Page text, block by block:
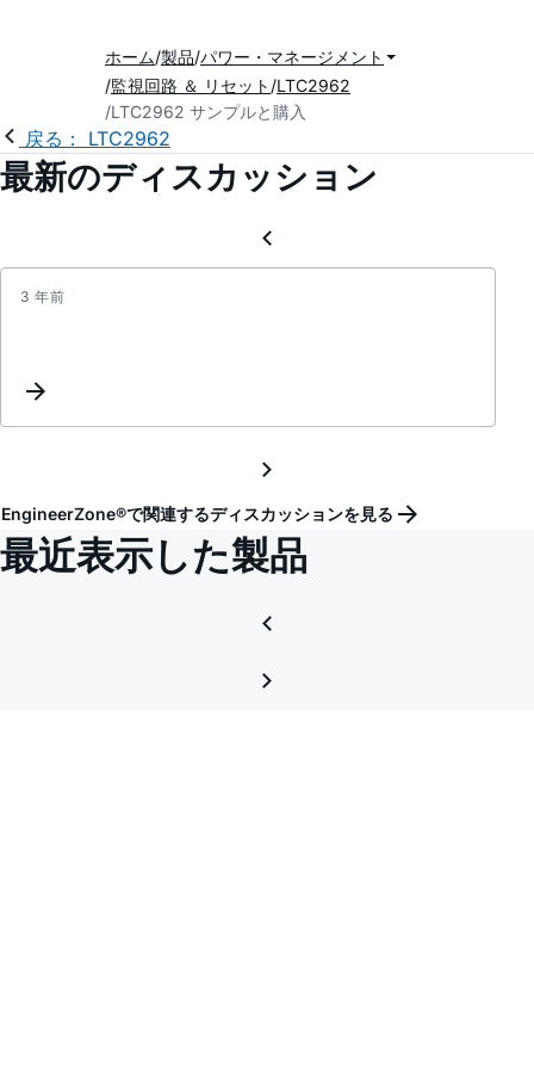
ホーム 製品 パワー・マネージメント
監視回路 ＆ リセット LTC2962
LTC2962 サンプルと購入
戻る： LTC2962
最新のディスカッション
3 年前
EngineerZone®で関連するディスカッションを見る
最近表示した製品